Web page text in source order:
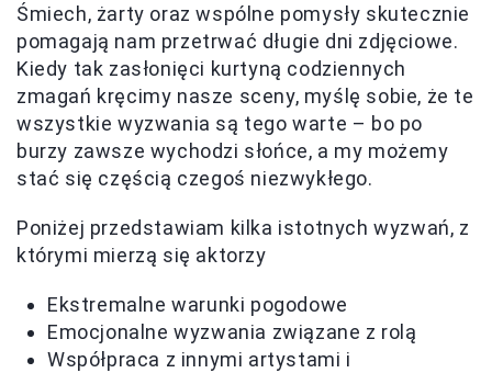
Śmiech, żarty oraz wspólne pomysły skutecznie
pomagają nam przetrwać długie dni zdjęciowe.
Kiedy tak zasłonięci kurtyną codziennych
zmagań kręcimy nasze sceny, myślę sobie, że te
wszystkie wyzwania są tego warte – bo po
burzy zawsze wychodzi słońce, a my możemy
stać się częścią czegoś niezwykłego.
Poniżej przedstawiam kilka istotnych wyzwań, z
którymi mierzą się aktorzy
Ekstremalne warunki pogodowe
Emocjonalne wyzwania związane z rolą
Współpraca z innymi artystami i